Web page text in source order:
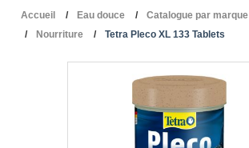
Accueil Eau douce Catalogue par marque
Nourriture
Tetra Pleco XL 133 Tablets